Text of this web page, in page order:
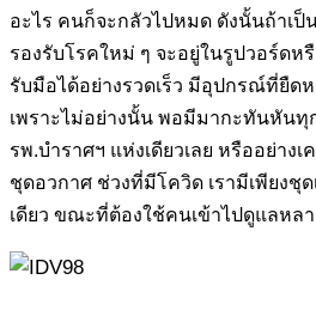
อะไร คนก็จะกลัวไปหมด ดังนั้นถ้าเ
รองรับโรคใหม่ ๆ จะอยู่ในรูปวอร์ดห
รับมือได้อย่างรวดเร็ว มีอุปกรณ์ที่ยืด
เพราะไม่อย่างนั้น พอมีมากะทันหันทุ
รพ.บำราศฯ แห่งเดียวเลย หรืออย่าง
ชุดอวกาศ ช่วงที่มีโควิด เรามีเพียงชุ
เดียว ขณะที่ต้องใช้คนเข้าไปดูแลหล